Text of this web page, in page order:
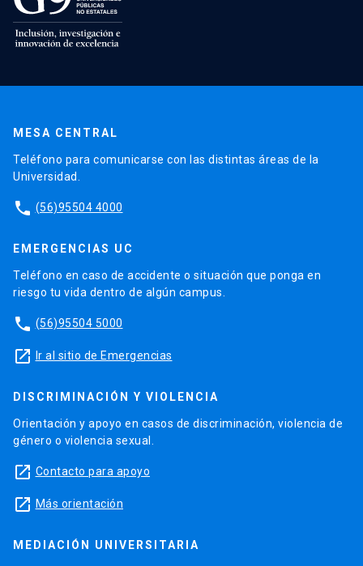
MESA CENTRAL
Teléfono para comunicarse con las distintas áreas de la
Universidad.
phone (56)95504 4000
EMERGENCIAS UC
Teléfono en caso de accidente o situación que ponga en
riesgo tu vida dentro de algún campus.
phone (56)95504 5000
launch Ir al sitio de Emergencias
DISCRIMINACIÓN Y VIOLENCIA
Orientación y apoyo en casos de discriminación, violencia de
género o violencia sexual.
launch Contacto para apoyo
launch Más orientación
MEDIACIÓN UNIVERSITARIA